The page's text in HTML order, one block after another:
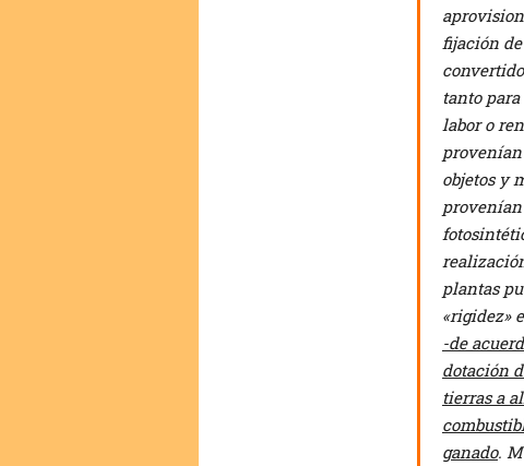
fijación
tanto
labor o
objetos y
plantas
«rigidez»
-de
dotación
tierras a
ganado.